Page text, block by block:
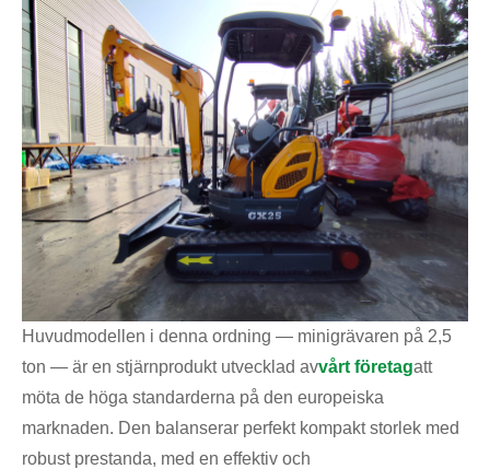
Huvudmodellen i denna ordning — minigrävaren på 2,5
ton — är en stjärnprodukt utvecklad avvårt företagatt
möta de höga standarderna på den europeiska
marknaden. Den balanserar perfekt kompakt storlek med
robust prestanda, med en effektiv och